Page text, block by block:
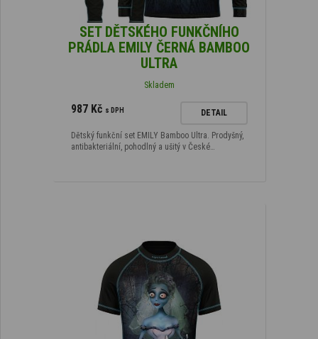
SET DĚTSKÉHO FUNKČNÍHO
PRÁDLA EMILY ČERNÁ BAMBOO
ULTRA
Skladem
987 Kč s DPH DETAIL
Dětský funkční set EMILY Bamboo Ultra. Prodyšný,
antibakteriální, pohodlný a ušitý v České…